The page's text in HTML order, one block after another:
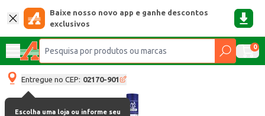
Baixe nosso novo app e ganhe descontos
exclusivos
0
Entregue no CEP: 02170-901
Escolha uma loja ou informe seu